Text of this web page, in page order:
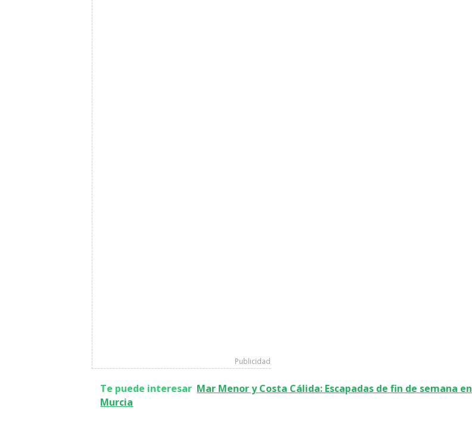
Publicidad
Te puede interesar Mar Menor y Costa Cálida: Escapadas de fin de semana en
Murcia